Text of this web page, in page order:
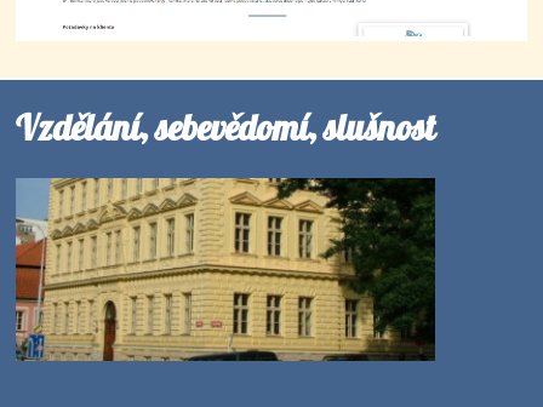
Vzdělání, sebevědomí, slušnost